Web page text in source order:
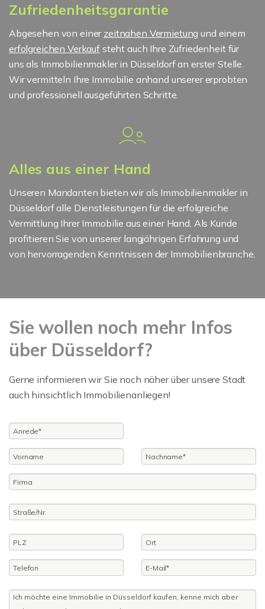
Zufriedenheitsgarantie
Abgesehen von einer zeitnahen Vermietung und einem
erfolgreichen Verkaufsteht auch Ihre Zufriedenheit für
uns als Immobilienmakler in Düsseldorf an erster Stelle.
Wir vermitteln Ihre Immobilie anhand unserer erprobten
und professionell ausgeführten Schritte.
Alles aus einer Hand
Unseren Mandanten bieten wir als Immobilienmakler in
Düsseldorf alle Dienstleistungen für die erfolgreiche
Vermittlung Ihrer Immobilie aus einer Hand. Als Kunde
profitieren Sie von unserer langjährigen Erfahrung und
von hervorragenden Kenntnissen der Immobilienbranche.
Sie wollen noch mehr Infos
über Düsseldorf?
Gerne informieren wir Sie noch näher über unsere Stadt
auch hinsichtlich Immobilienanliegen!